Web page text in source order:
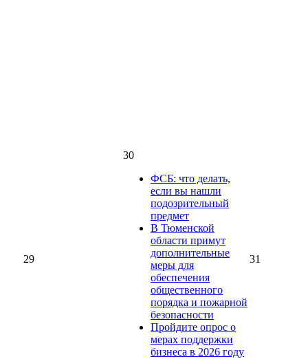
29
30
ФСБ: что делать,
если вы нашли
подозрительный
предмет
В Тюменской
области примут
дополнительные
меры для
обеспечения
общественного
порядка и пожарной
безопасности
Пройдите опрос о
мерах поддержки
бизнеса в 2026 году
31